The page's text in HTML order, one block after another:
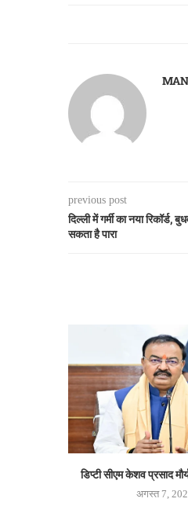
previous post
दिल्ली में गर्मी का नया
सकता है पारा
डिप्टी सीएम केशव प्रसाद
अगस्त 7,